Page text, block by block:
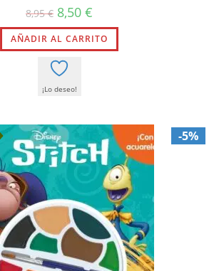
8,95€ El
precio
original
era:
8,95 €.
8,50 €
actual
es:
8,50 €.
AÑADIR AL CARRITO
¡Lo deseo!
-5%